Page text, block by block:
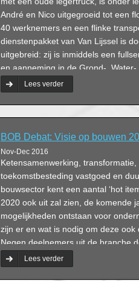
André en Nico uitgegroeid tot een
40 werknemers en een flinke
dienstenpakket van Van Lijssel is
uitgebreid: zij is inmiddels een
en aanneming in de Grond-,
Burgerlijke en Utiliteitsbouw.
Lees verder
BOB Debat: Visie op bouwen
Nov-Dec 2016
Ketensamenwerking,
toekomstbesteding vastgoed en
bouwsector kent een aantal ‘hot
2020 ook uit zal zien, de komende
mogelijkheden ontstaan voor
zijn er en wat is nodig om deze
Negen deelnemers uit de branche
hun visie, ervaringen en tips.
Lees verder